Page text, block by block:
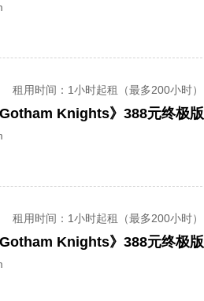
租用时间 ：1小时起租（最多200小时）
Knights》388元终极版
租用时间 ：1小时起租（最多200小时）
Knights》388元终极版